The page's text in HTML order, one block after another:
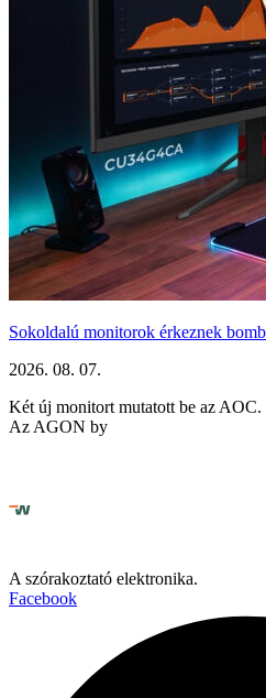
Sokoldalú monitorok érkeznek
2026. 08. 07.
Két új monitort mutatott be az
Az AGON by
A szórakoztató elektronika.
Facebook